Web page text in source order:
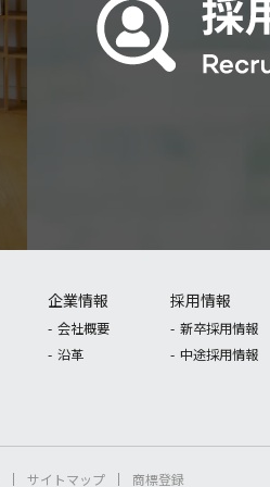
企業情報
会社概要
沿革
採用情報
新卒採用情報
中途採用情報
サイトマップ 商標登録